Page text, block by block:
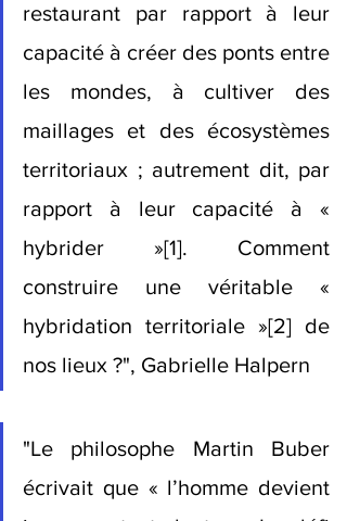
restaurant par rapport à leur
capacité à créer des ponts entre
les mondes, à cultiver des
maillages et des écosystèmes
territoriaux ; autrement dit, par
rapport à leur capacité à «
hybrider »[1]. Comment
construire une véritable «
hybridation territoriale »[2] de
nos lieux ?", Gabrielle Halpern
"Le philosophe Martin Buber
écrivait que « l’homme devient